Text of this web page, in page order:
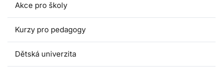
Akce pro školy
Kurzy pro pedagogy
Dětská univerzita